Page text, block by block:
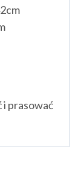
i prasować